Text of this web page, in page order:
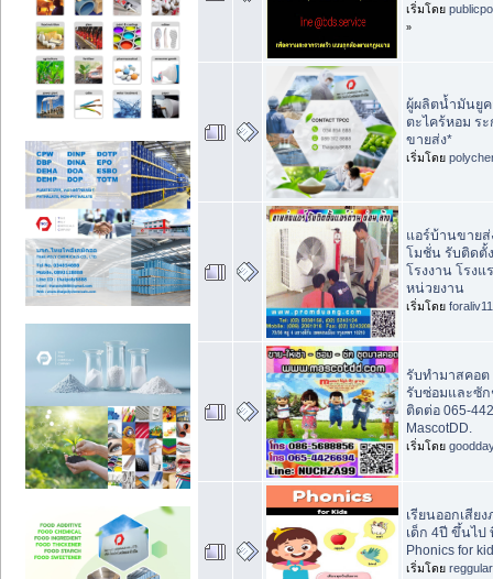
เริ่มโดย
»
ผู้ผลิตน้ำมันยู
ตะไคร้หอม ร
ขายส่ง*
เริ่มโดย
แอร์บ้านขาย
โมชั่น รับติดตั้
โรงงาน โรงแ
หน่วยงาน
เริ่มโดย foraliv11
รับทำมาสคอต
รับซ่อมและซั
ติดต่อ 065-
MascotDD.
เริ่มโดย
เรียนออกเสีย
เด็ก 4ปี ขึ้นไ
Phonics for
เริ่มโดย